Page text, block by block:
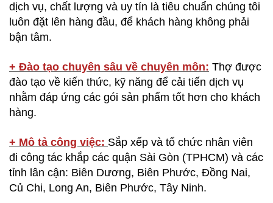
dịch vụ, chất lượng và uy tín là tiêu chuẩn chúng tôi
luôn đặt lên hàng đầu, để khách hàng không phải
bận tâm.
+ Đào tạo chuyên sâu về chuyên môn: Thợ được
đào tạo về kiến thức, kỹ năng để cải tiến dịch vụ
nhằm đáp ứng các gói sản phẩm tốt hơn cho khách
hàng.
+ Mô tả công việc: Sắp xếp và tổ chức nhân viên
đi công tác khắp các quận Sài Gòn (TPHCM) và các
tỉnh lân cận: Biên Dương, Biên Phước, Đồng Nai,
Củ Chi, Long An, Biên Phước, Tây Ninh.